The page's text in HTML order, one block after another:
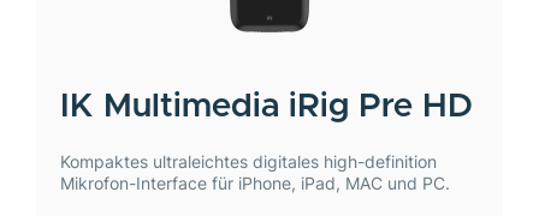
IK Multimedia iRig Pre HD
Kompaktes ultraleichtes digitales high-definition
Mikrofon-Interface für iPhone, iPad, MAC und PC.